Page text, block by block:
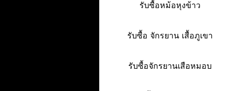
รับซื้อหม้อหุงข้าว
รับซื้อ จักรยาน เสื้อภูเขา
รับซื้อจักรยานเสือหมอบ